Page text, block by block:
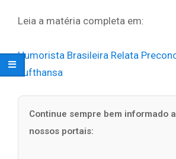
Leia a matéria completa em:
Humorista Brasileira Relata
Lufthansa
Continue sempre bem informado
nossos portais: